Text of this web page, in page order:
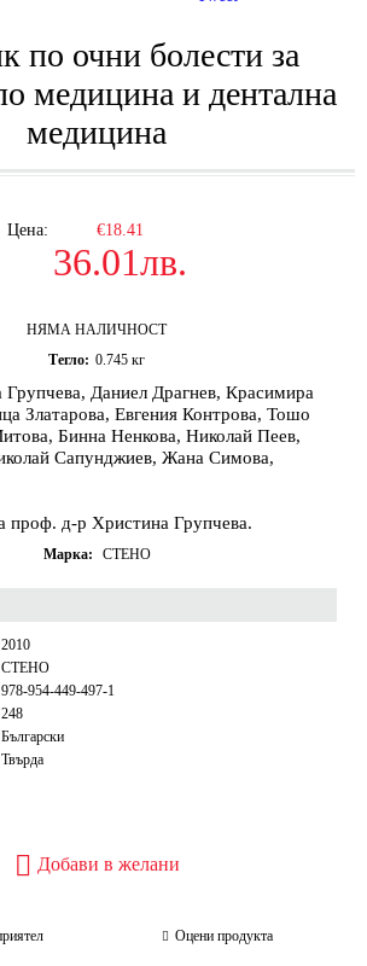
по очни болести за
медицина и дентална
медицина
Цена: €18.41
36.01лв.
НЯМА НАЛИЧНОСТ
Тегло: 0.745 кг
Даниел Драгнев, Красимира
Златарова, Евгения Контрова, Тошо
Бинна Ненкова, Николай Пеев,
Сапунджиев, Жана Симова,
проф. д-р Христина Групчева.
Марка: СТЕНО
2010
СТЕНО
978-954-449-497-1
248
Български
Твърда
Добави в желани
Оцени продукта